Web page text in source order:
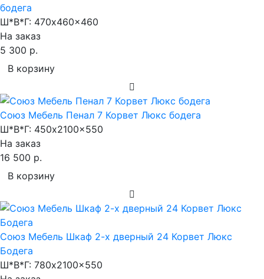
бодега
Ш*В*Г: 470x460x460
На заказ
5 300 р.
В корзину
Союз Мебель Пенал 7 Корвет Люкс бодега
Ш*В*Г: 450x2100x550
На заказ
16 500 р.
В корзину
Союз Мебель Шкаф 2-х дверный 24 Корвет Люкс
Бодега
Ш*В*Г: 780x2100x550